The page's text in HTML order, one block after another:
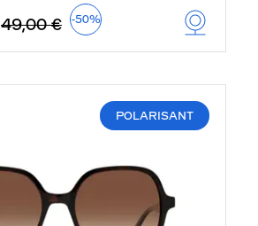
49,00 € -50%
POLARISANT